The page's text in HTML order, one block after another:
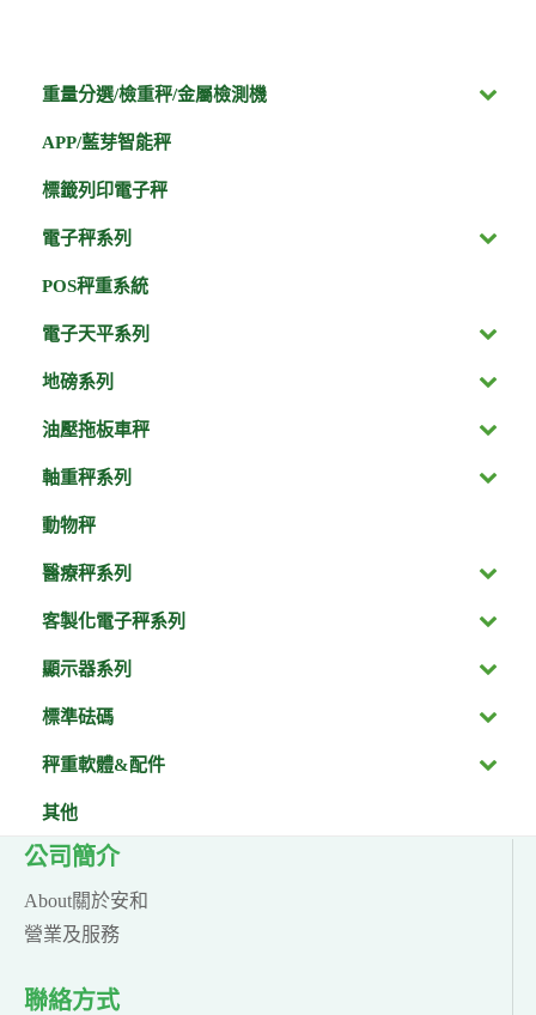
重量分選/檢重秤/金屬檢測機
APP/藍芽智能秤
標籤列印電子秤
電子秤系列
POS秤重系統
電子天平系列
地磅系列
油壓拖板車秤
軸重秤系列
動物秤
醫療秤系列
客製化電子秤系列
顯示器系列
標準砝碼
秤重軟體&配件
其他
公司簡介
About關於安和
營業及服務
聯絡方式